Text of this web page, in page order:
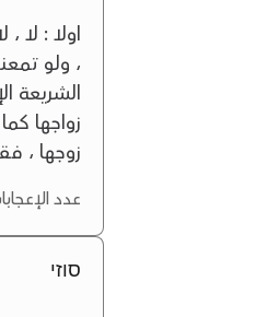
اولا : لا
، ولو
الشريعة
زواجها
زوجها ،
عدد
סוזי